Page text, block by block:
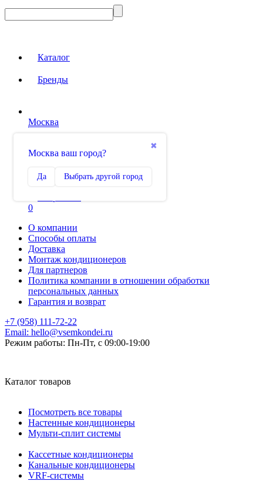
Каталог
Бренды
Москва
✖
Москва ваш город?
Да Выбрать другой город
Сравнение
0
О компании
Способы оплаты
Доставка
Монтаж кондиционеров
Для партнеров
Политика компании в отношении обработки
персональных данных
Гарантия и возврат
+7 (958) 111-72-22
Email: hello@vsemkondei.ru
Режим работы: Пн-Пт, с 09:00-19:00
Каталог товаров
Посмотреть все товары
Настенные кондиционеры
Мульти-сплит системы
Кассетные кондиционеры
Канальные кондиционеры
VRF-системы